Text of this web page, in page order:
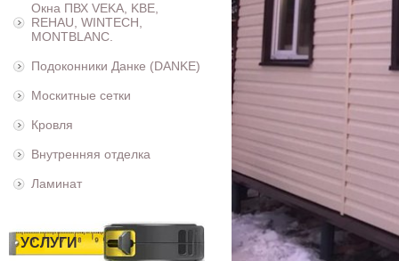
Окна ПВХ VEKA, KBE,
REHAU, WINTECH,
MONTBLANC.
Подоконники Данке (DANKE)
Москитные сетки
Кровля
Внутренняя отделка
Ламинат
УСЛУГИ